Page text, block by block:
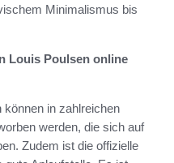
Minimalismus bis
Louis Poulsen online
können in zahlreichen
werden, die sich auf
Zudem ist die offizielle